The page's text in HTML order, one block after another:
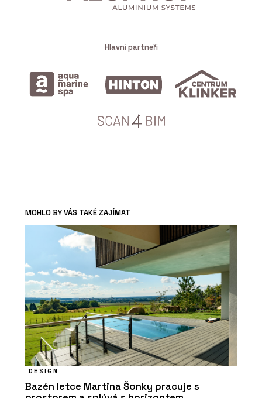
Hlavní partneři
MOHLO BY VÁS TAKÉ ZAJÍMAT
DESIGN
Bazén letce Martina Šonky pracuje s